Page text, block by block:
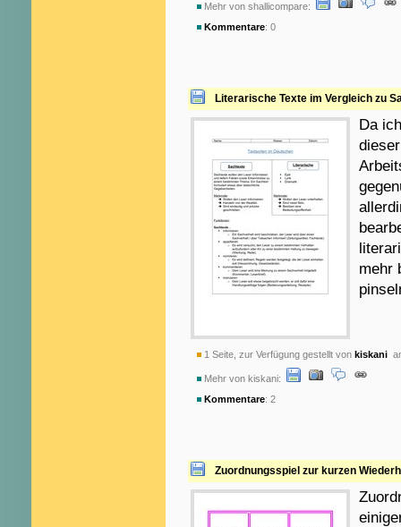
Mehr von shallicompare:
Kommentare: 0
Literarische Texte im Vergleich zu
Da
mehr
1 Seite, zur Verfügung gestellt von kiskani
Mehr von kiskani:
Kommentare: 2
Zuordnungsspiel zur kurzen